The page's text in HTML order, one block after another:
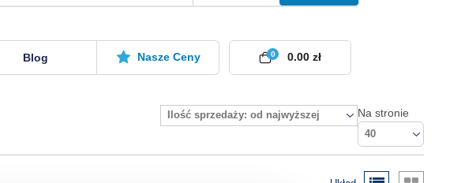
Blog Nasze Ceny 0
0.00 zł
Ilość sprzedaży: od najwyższej Na stronie
40